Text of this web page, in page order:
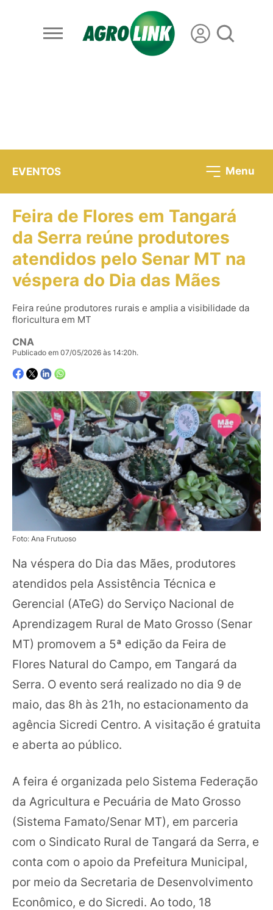
EVENTOS Menu
Feira de Flores em Tangará
da Serra reúne produtores
atendidos pelo Senar MT na
véspera do Dia das Mães
Feira reúne produtores rurais e amplia a visibilidade da
floricultura em MT
CNA
Publicado em 07/05/2026 às 14:20h.
Foto: Ana Frutuoso
Na véspera do Dia das Mães, produtores
atendidos pela Assistência Técnica e
Gerencial (ATeG) do Serviço Nacional de
Aprendizagem Rural de Mato Grosso (Senar
MT) promovem a 5ª edição da Feira de
Flores Natural do Campo, em Tangará da
Serra. O evento será realizado no dia 9 de
maio, das 8h às 21h, no estacionamento da
agência Sicredi Centro. A visitação é gratuita
e aberta ao público.
A feira é organizada pelo Sistema Federação
da Agricultura e Pecuária de Mato Grosso
(Sistema Famato/Senar MT), em parceria
com o Sindicato Rural de Tangará da Serra, e
conta com o apoio da Prefeitura Municipal,
por meio da Secretaria de Desenvolvimento
Econômico, e do Sicredi. Ao todo, 18